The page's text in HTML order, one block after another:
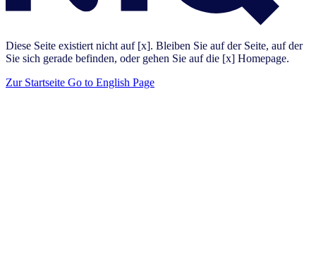
Diese Seite existiert nicht auf [x]. Bleiben Sie auf der Seite, auf der
Sie sich gerade befinden, oder gehen Sie auf die [x] Homepage.
Zur Startseite Go to English Page